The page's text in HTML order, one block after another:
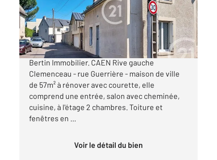
Maison à vendre
170 000 €
Nouveau dans votre agence CENTURY 21
Bertin Immobilier. CAEN Rive gauche
Clemenceau - rue Guerrière - maison de ville
de 57m² à rénover avec courette, elle
comprend une entrée, salon avec cheminée,
cuisine, à l'étage 2 chambres. Toiture et
fenêtres en ...
Voir le détail du bien